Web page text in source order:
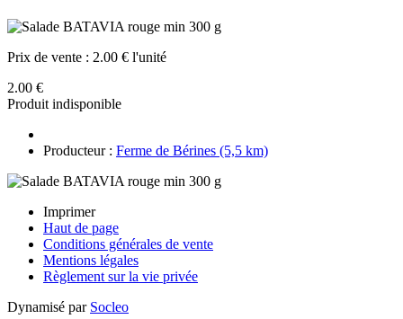
Prix de vente : 2.00 € l'unité
2.00 €
Produit indisponible
Producteur : Ferme de Bérines (5,5 km)
Imprimer
Haut de page
Conditions générales de vente
Mentions légales
Règlement sur la vie privée
Dynamisé par Socleo